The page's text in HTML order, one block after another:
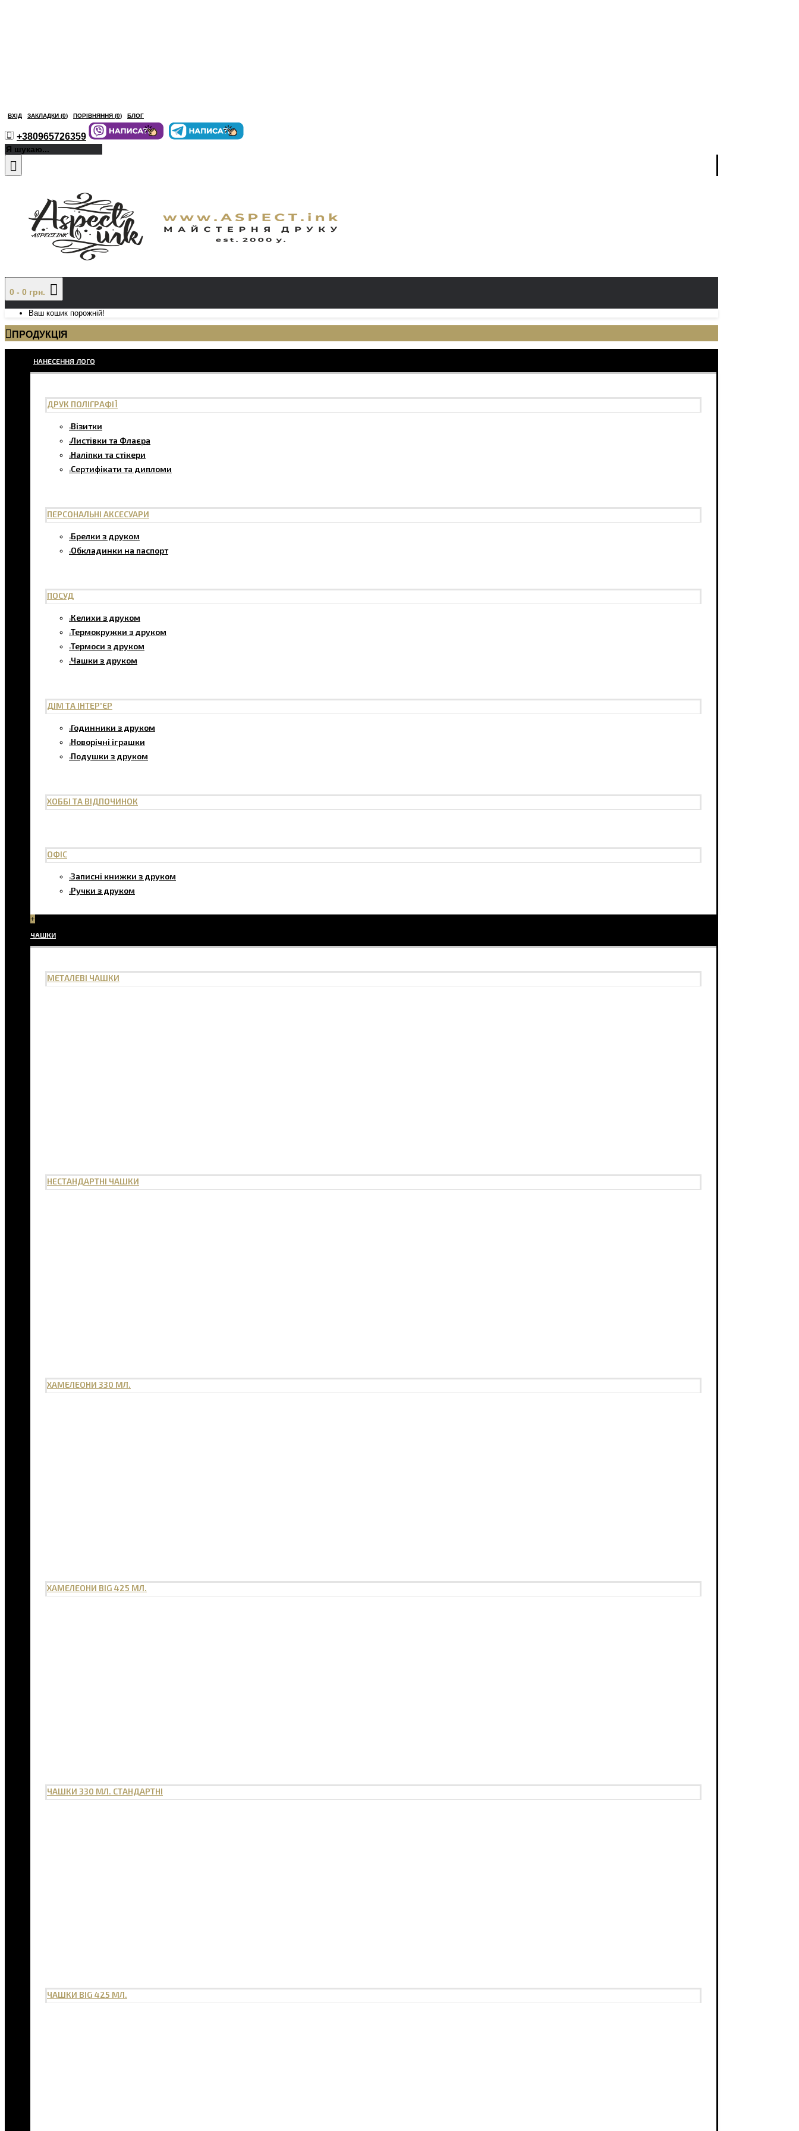
ВХІД ЗАКЛАДКИ (0) ПОРІВНЯННЯ (0) БЛОГ
+380965726359
0 - 0 грн.
Ваш кошик порожній!
ПРОДУКЦІЯ
НАНЕСЕННЯ ЛОГО
ДРУК ПОЛІГРАФІЇ
Візитки
Листівки та Флаєра
Наліпки та стікери
Сертифікати та дипломи
ПЕРСОНАЛЬНІ АКСЕСУАРИ
Брелки з друком
Обкладинки на паспорт
ПОСУД
Келихи з друком
Термокружки з друком
Термоси з друком
Чашки з друком
ДІМ ТА ІНТЕР'ЄР
Годинники з друком
Новорічні іграшки
Подушки з друком
ХОББІ ТА ВІДПОЧИНОК
ОФІС
Записні книжки з друком
Ручки з друком
+
ЧАШКИ
МЕТАЛЕВІ ЧАШКИ
НЕСТАНДАРТНІ ЧАШКИ
ХАМЕЛЕОНИ 330 МЛ.
ХАМЕЛЕОНИ BIG 425 МЛ.
ЧАШКИ 330 МЛ. СТАНДАРТНІ
ЧАШКИ BIG 425 МЛ.